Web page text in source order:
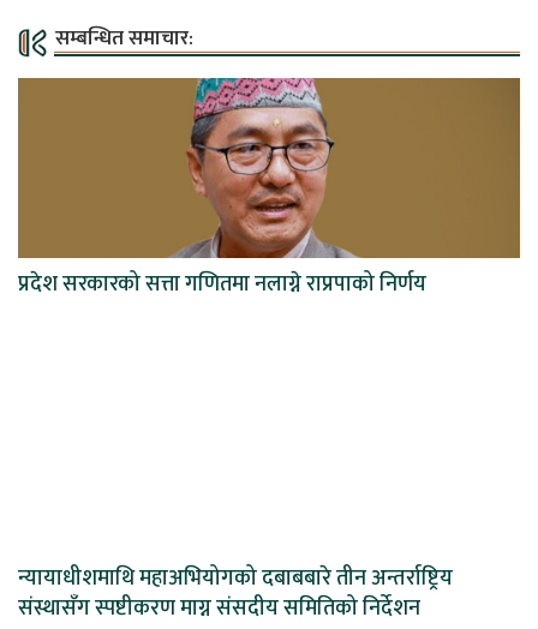
सम्बन्धित समाचार:
प्रदेश सरकारको सत्ता गणितमा नलाग्ने राप्रपाको निर्णय
न्यायाधीशमाथि महाअभियोगको दबाबबारे तीन अन्तर्राष्ट्रिय
संस्थासँग स्पष्टीकरण माग्न संसदीय समितिको निर्देशन